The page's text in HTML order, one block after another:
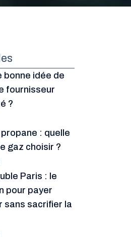
bonne idée de
fournisseur
?
: quelle
gaz choisir ?
Paris : le
pour payer
sans sacrifier la